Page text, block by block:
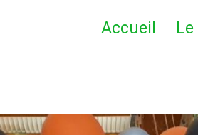
Accueil